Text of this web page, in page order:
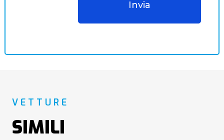
VETTURE
SIMILI